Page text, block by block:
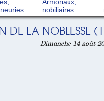
Armoriaux,
nobiliaires
DE LA NOBLESSE
Dimanche 14 août